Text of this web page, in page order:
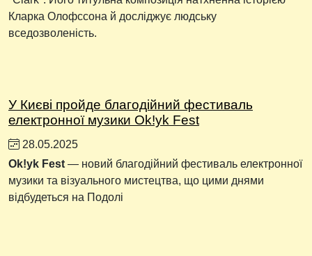
Кларка Олофссона й досліджує людську
вседозволеність.
У Києві пройде благодійний фестиваль
електронної музики Ok!yk Fest
28.05.2025
Ok!yk Fest — новий благодійний фестиваль електронної
музики та візуального мистецтва, що цими днями
відбудеться на Подолі